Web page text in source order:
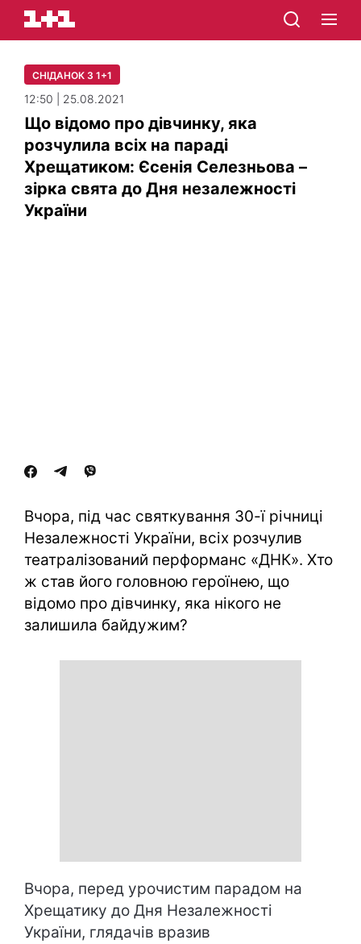
СНІДАНОК З 1+1
12:50 | 25.08.2021
Що відомо про дівчинку, яка
розчулила всіх на параді
Хрещатиком: Єсенія Селезньова –
зірка свята до Дня незалежності
України
Вчора, під час святкування 30-ї річниці
Незалежності України, всіх розчулив
театралізований перформанс «ДНК». Хто
ж став його головною героїнею, що
відомо про дівчинку, яка нікого не
залишила байдужим?
Вчора, перед урочистим парадом на
Хрещатику до Дня Незалежності
України, глядачів вразив